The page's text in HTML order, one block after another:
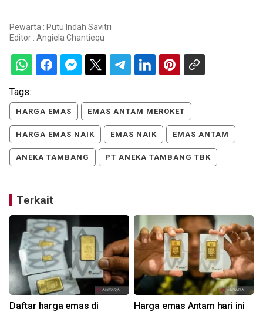
Pewarta : Putu Indah Savitri
Editor : Angiela Chantiequ
Tags:
HARGA EMAS EMAS ANTAM MEROKET
HARGA EMAS NAIK EMAS NAIK EMAS ANTAM
ANEKA TAMBANG PT ANEKA TAMBANG TBK
Terkait
Daftar harga emas di Harga emas Antam hari ini